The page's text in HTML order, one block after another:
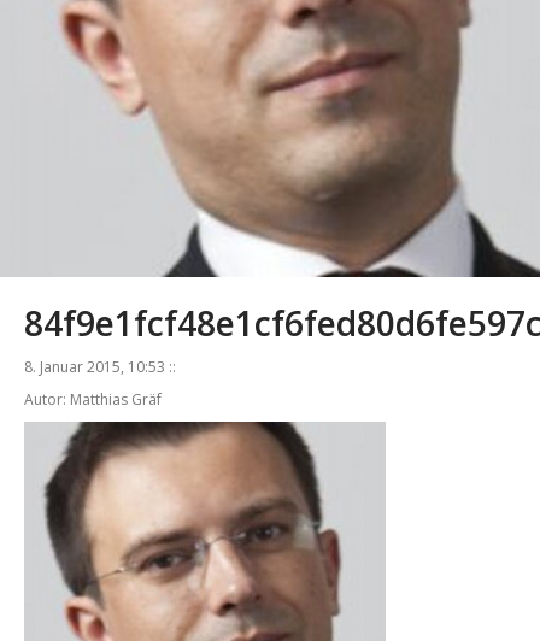
8. Januar 2015, 10:53 ::
Autor: Matthias Gräf